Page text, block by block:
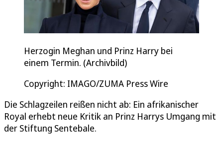
Herzogin Meghan und Prinz Harry bei
einem Termin. (Archivbild)
Copyright: IMAGO/ZUMA Press Wire
Die Schlagzeilen reißen nicht ab: Ein afrikanischer
Royal erhebt neue Kritik an Prinz Harrys Umgang mit
der Stiftung Sentebale.